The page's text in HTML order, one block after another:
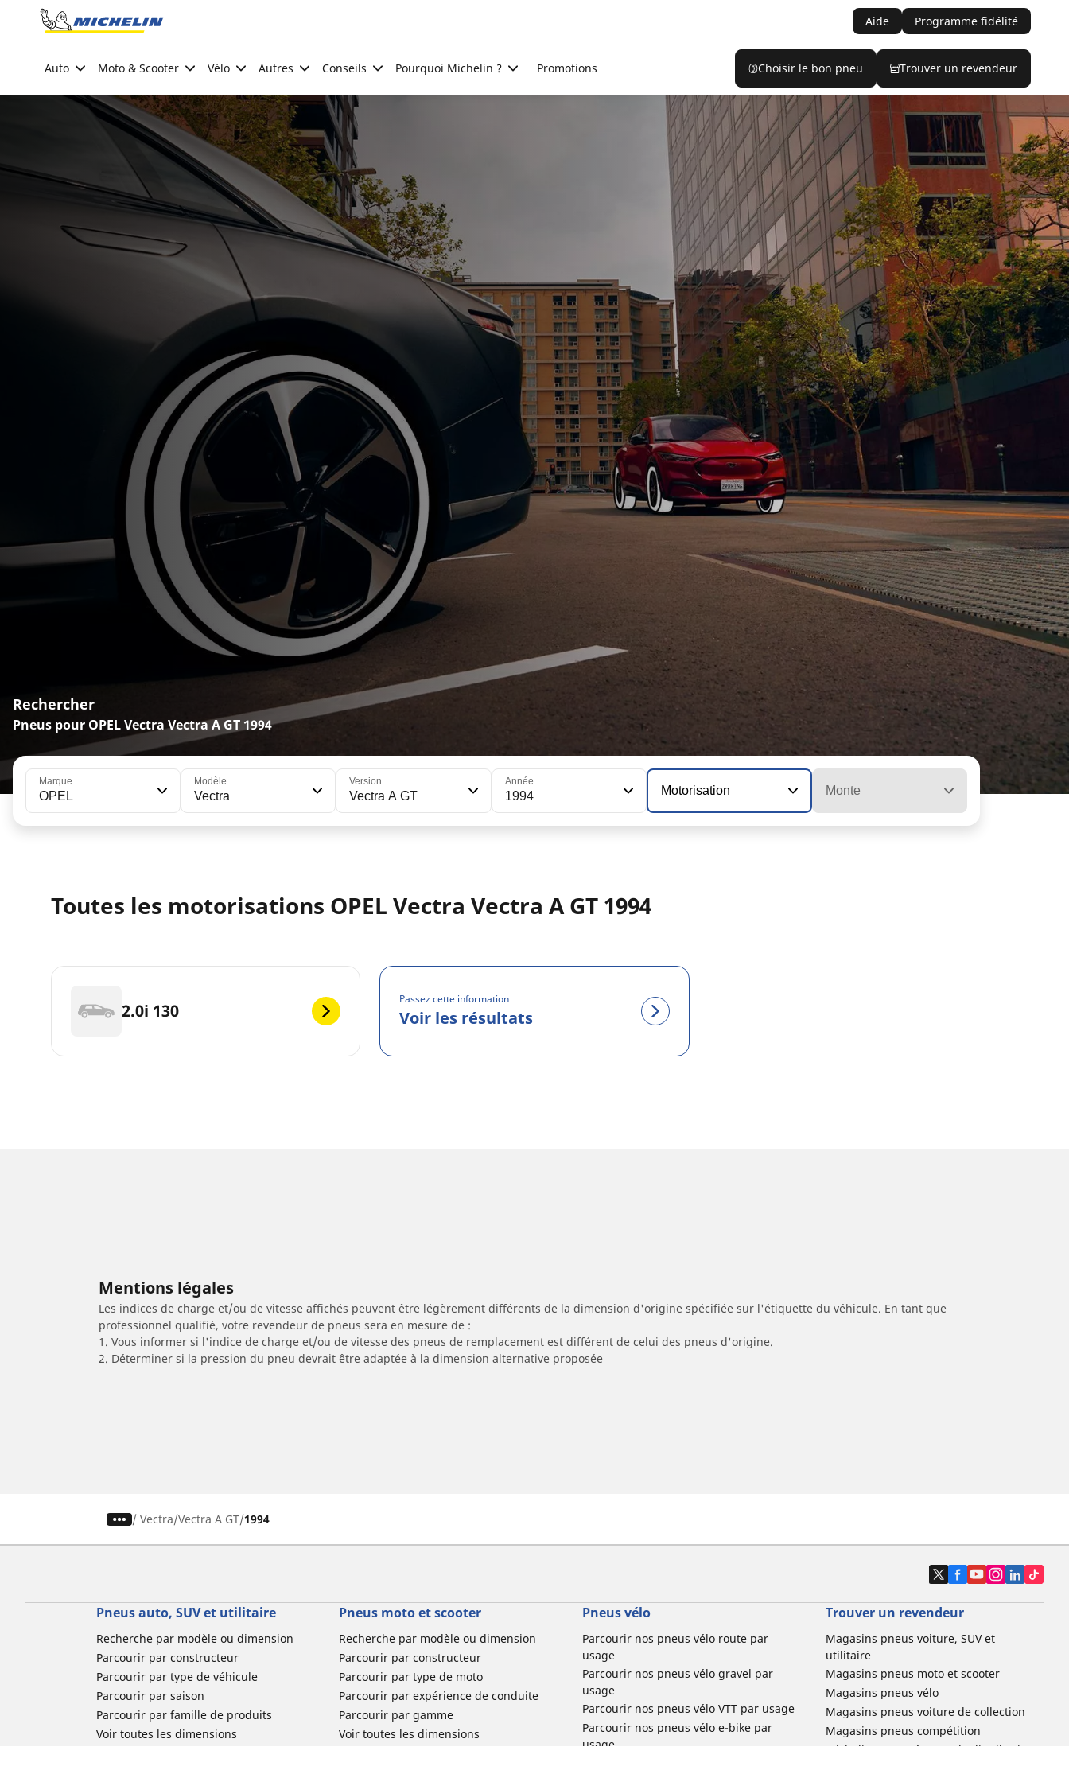
Go to page content
Aide Programme fidélité
Auto Moto & Scooter Vélo Autres Conseils Pourquoi Michelin ? Promotions Choisir le bon pneu Trouver un revendeur
Rechercher
Pneus pour OPEL Vectra Vectra A GT 1994
Marque
OPEL
Modèle
Vectra
Version
Vectra A GT
Année
1994 Motorisation Monte
Toutes les motorisations OPEL Vectra Vectra A GT 1994
2.0i 130
Passez cette information
Voir les résultats
Mentions légales
Les indices de charge et/ou de vitesse affichés peuvent être légèrement différents de la dimension d'origine spécifiée sur l'étiquette du véhicule. En tant que
professionnel qualifié, votre revendeur de pneus sera en mesure de :
1. Vous informer si l'indice de charge et/ou de vitesse des pneus de remplacement est différent de celui des pneus d'origine.
2. Déterminer si la pression du pneu devrait être adaptée à la dimension alternative proposée
/ Vectra Vectra A GT 1994
Pneus auto, SUV et utilitaire
Recherche par modèle ou dimension
Parcourir par constructeur
Parcourir par type de véhicule
Parcourir par saison
Parcourir par famille de produits
Voir toutes les dimensions
Pneus moto et scooter
Recherche par modèle ou dimension
Parcourir par constructeur
Parcourir par type de moto
Parcourir par expérience de conduite
Parcourir par gamme
Voir toutes les dimensions
Pneus vélo
Parcourir nos pneus vélo route par
usage
Parcourir nos pneus vélo gravel par
usage
Parcourir nos pneus vélo VTT par usage
Parcourir nos pneus vélo e-bike par
usage
Trouver un revendeur
Magasins pneus voiture, SUV et
utilitaire
Magasins pneus moto et scooter
Magasins pneus vélo
Magasins pneus voiture de collection
Magasins pneus compétition
Michelin et ses réseaux de distribution